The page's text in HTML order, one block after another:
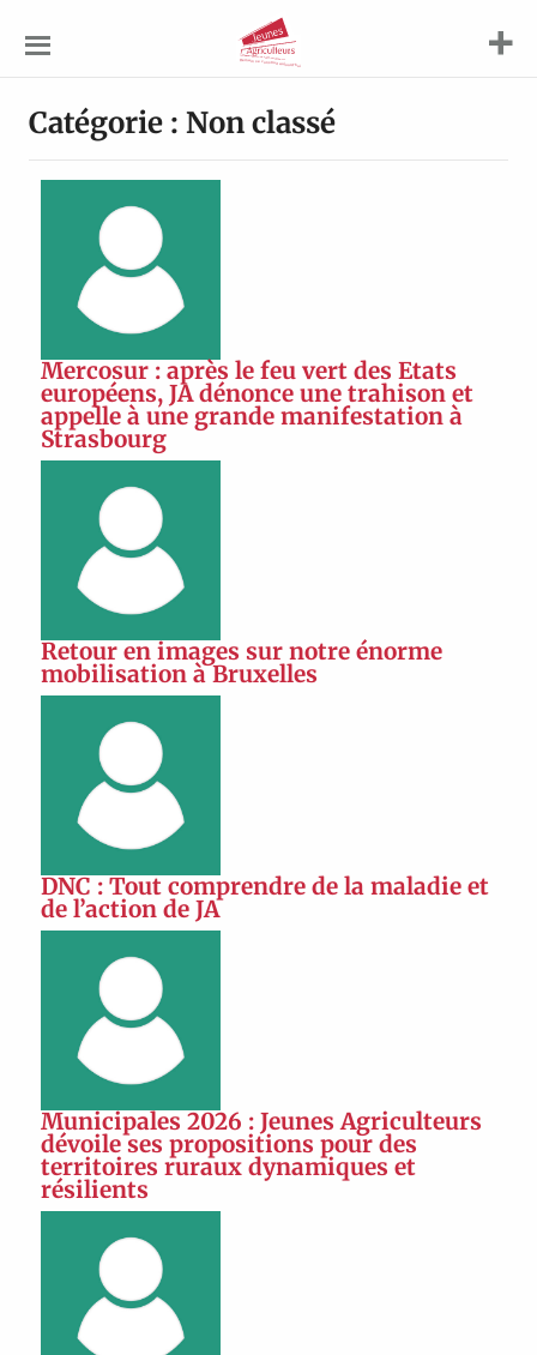
Agriculteurs
Catégorie : Non classé
Mercosur : après le feu vert des Etats
européens, JA dénonce une trahison et
appelle à une grande manifestation à
Strasbourg
Retour en images sur notre énorme
mobilisation à Bruxelles
DNC : Tout comprendre de la maladie et
de l’action de JA
Municipales 2026 : Jeunes Agriculteurs
dévoile ses propositions pour des
territoires ruraux dynamiques et
résilients